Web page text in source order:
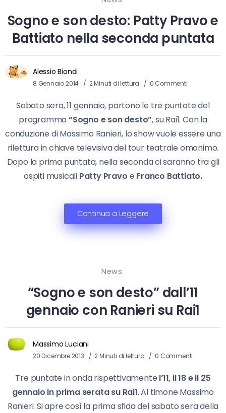
Sogno e son desto: Patty Pravo e
Battiato nella seconda puntata
Alessio Biondi
8 Gennaio 2014 2 Minuti di lettura 0 Commenti
Sabato sera, 11 gennaio, partono le tre puntate del
programma“Sogno e son desto”, su Rai1. Con la
conduzione di Massimo Ranieri, lo show vuole essere una
rilettura in chiave televisiva del tour teatrale omonimo.
Dopo la prima puntata, nella seconda ci saranno tra gli
ospiti musicali Patty Pravo e Franco Battiato.
Continua a Leggere
News
“Sogno e son desto” dall’11
gennaio con Ranieri su Rai1
Massimo Luciani
20 Dicembre 2013 2 Minuti di lettura 0 Commenti
Tre puntate in onda rispettivamente l’11, il 18 e il 25
gennaio in prima serata su Rai1. Al timone Massimo
Ranieri. Si apre così la prima sfida del sabato sera della